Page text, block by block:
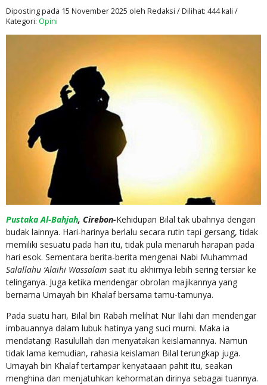
Diposting pada 15 November 2025 oleh Redaksi / Dilihat: 444 kali /
Kategori: Opini
Pustaka Al-Bahjah, Cirebon-Kehidupan Bilal tak ubahnya dengan
budak lainnya. Hari-harinya berlalu secara rutin tapi gersang, tidak
memiliki sesuatu pada hari itu, tidak pula menaruh harapan pada
hari esok. Sementara berita-berita mengenai Nabi Muhammad
Salallahu ‘Alaihi Wassalam saat itu akhirnya lebih sering tersiar ke
telinganya. Juga ketika mendengar obrolan majikannya yang
bernama Umayah bin Khalaf bersama tamu-tamunya.
Pada suatu hari, Bilal bin Rabah melihat Nur Ilahi dan mendengar
imbauannya dalam lubuk hatinya yang suci murni. Maka ia
mendatangi Rasulullah dan menyatakan keislamannya. Namun
tidak lama kemudian, rahasia keislaman Bilal terungkap juga.
Umayah bin Khalaf tertampar kenyataaan pahit itu, seakan
menghina dan menjatuhkan kehormatan dirinya sebagai tuannya.